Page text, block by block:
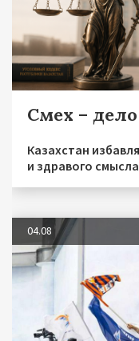
Смех –
Казахстан
и здравого смысла
04.08